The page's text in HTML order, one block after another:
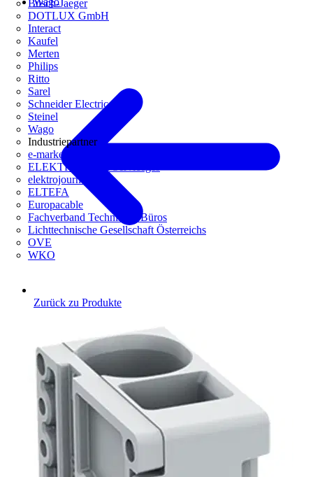
Busch-Jaeger
DOTLUX GmbH
Interact
Kaufel
Merten
Philips
Ritto
Sarel
Schneider Electric
Steinel
Wago
Industriepartner
e-marke
ELEKTRO Daten Serviceges
elektrojournal
ELTEFA
Europacable
Fachverband Technische Büros
Lichttechnische Gesellschaft Österreichs
OVE
WKO
Zurück zu Produkte